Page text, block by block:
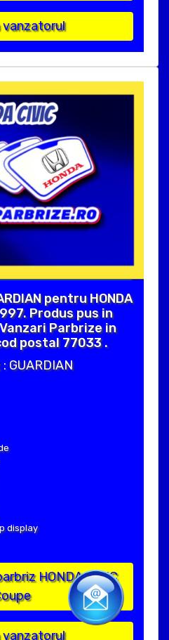
vanzatorul
pentru HONDA
Produs pus in
Parbrize in
postal 77033 .
GUARDIAN
display
HONDA CIVIC
vanzatorul